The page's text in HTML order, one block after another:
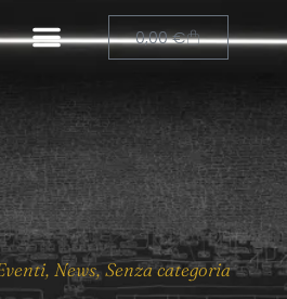
0,00€
, News,Senza categoria